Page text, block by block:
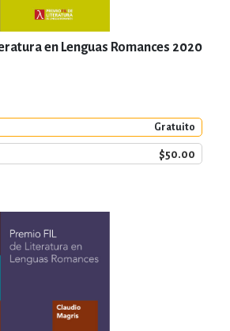
en Lenguas Romances 2020
Gratuito
$50.00